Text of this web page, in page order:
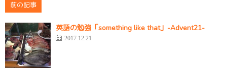
前の記事
英語の勉強「something like that」-Advent21-
2017.12.21